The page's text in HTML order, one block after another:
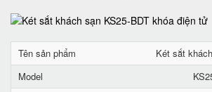
Tên sản phẩm
Két sắt
Model